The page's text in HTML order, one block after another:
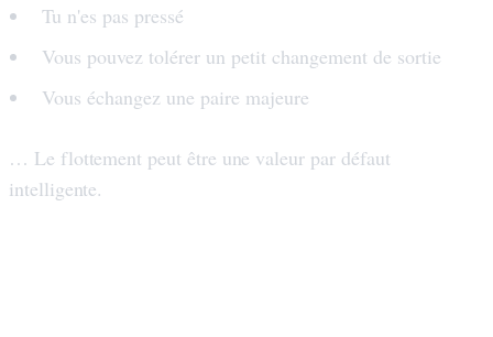
Tu n'es pas pressé
Vous pouvez tolérer un petit changement de sortie
Vous échangez une paire majeure
… Le flottement peut être une valeur par défaut
intelligente.